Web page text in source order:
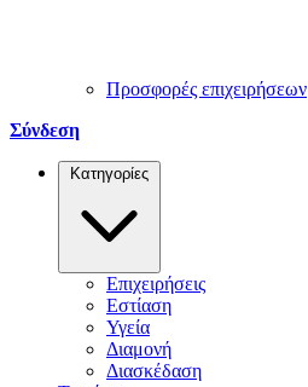
Προσφορές επιχειρήσεων
Σύνδεση
Κατηγορίες
Επιχειρήσεις
Εστίαση
Υγεία
Διαμονή
Διασκέδαση